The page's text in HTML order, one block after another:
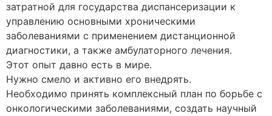
затратной для государства диспансеризации к
управлению основными хроническими
заболеваниями с применением дистанционной
диагностики, а также амбулаторного лечения.
Этот опыт давно есть в мире.
Нужно смело и активно его внедрять.
Необходимо принять комплексный план по борьбе с
онкологическими заболеваниями, создать научный